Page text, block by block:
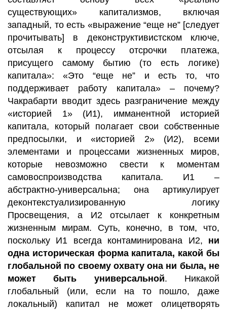
существующих» капитализмов, включая
западный, то есть «выражение “еще не” [следует
прочитывать] в деконструктивистском ключе,
отсылая к процессу отсрочки платежа,
присущего самому бытию (то есть логике)
капитала»: «Это “еще не” и есть то, что
поддерживает работу капитала» – почему?
Чакрабарти вводит здесь разграничение между
«историей 1» (И1), имманентной историей
капитала, который полагает свои собственные
предпосылки, и «историей 2» (И2), всеми
элементами и процессами жизненных миров,
которые невозможно свести к моментам
самовоспроизводства капитала. И1 –
абстрактно-универсальна; она артикулирует
деконтекстуализированную логику
Просвещения, а И2 отсылает к конкретным
жизненным мирам. Суть, конечно, в том, что,
поскольку И1 всегда контаминирована И2, ни
одна историческая форма капитала, какой бы
глобальной по своему охвату она ни была, не
может быть универсальной. Никакой
глобальный (или, если на то пошло, даже
локальный) капитал не может олицетворять